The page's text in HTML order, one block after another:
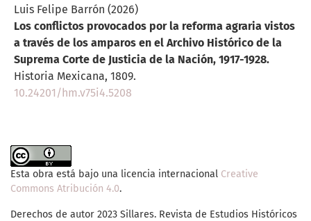
Luis Felipe Barrón (2026)
Los conflictos provocados por la reforma agraria vistos
a través de los amparos en el Archivo Histórico de la
Suprema Corte de Justicia de la Nación, 1917-1928.
Historia Mexicana, 1809.
10.24201/hm.v75i4.5208
Esta obra está bajo una licencia internacional Creative
Commons Atribución 4.0.
Derechos de autor 2023 Sillares. Revista de Estudios Históricos